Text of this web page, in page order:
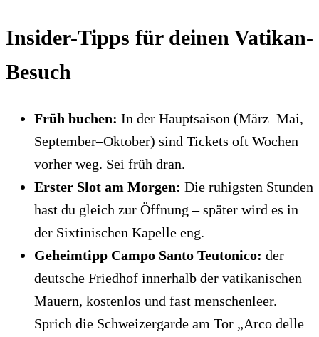
Insider-Tipps für deinen Vatikan-
Besuch
Früh buchen: In der Hauptsaison (März–Mai,
September–Oktober) sind Tickets oft Wochen
vorher weg. Sei früh dran.
Erster Slot am Morgen: Die ruhigsten Stunden
hast du gleich zur Öffnung – später wird es in
der Sixtinischen Kapelle eng.
Geheimtipp Campo Santo Teutonico: der
deutsche Friedhof innerhalb der vatikanischen
Mauern, kostenlos und fast menschenleer.
Sprich die Schweizergarde am Tor „Arco delle